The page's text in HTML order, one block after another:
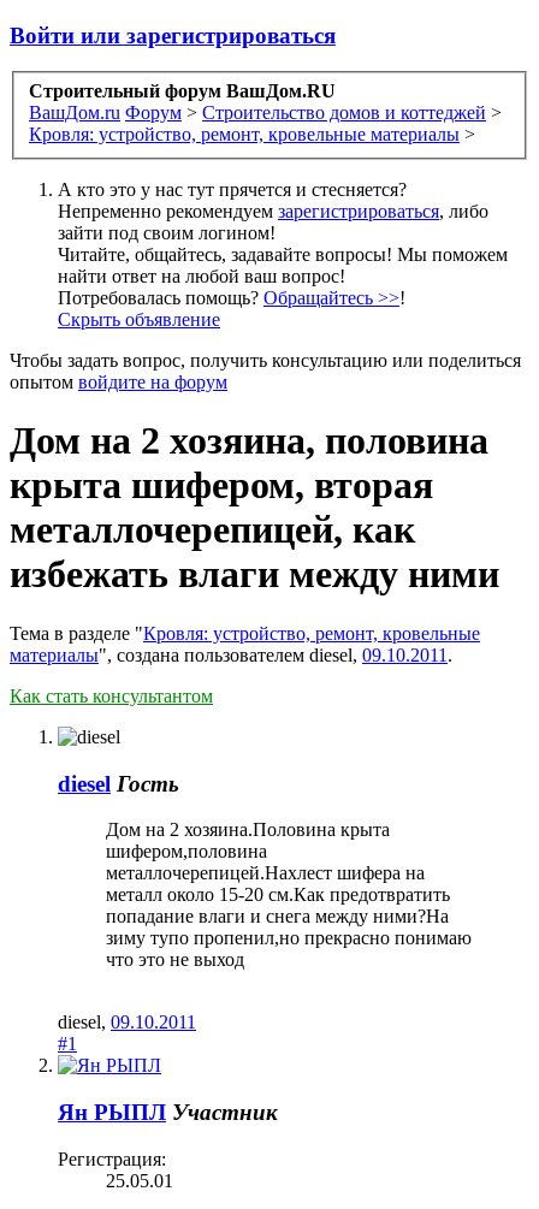
Войти или зарегистрироваться
Строительный форум ВашДом.RU
ВашДом.ru Форум > Строительство домов и коттеджей >
Кровля: устройство, ремонт, кровельные материалы >
А кто это у нас тут прячется и стесняется?
Непременно рекомендуем зарегистрироваться, либо
зайти под своим логином!
Читайте, общайтесь, задавайте вопросы! Мы поможем
найти ответ на любой ваш вопрос!
Потребовалась помощь? Обращайтесь >>!
Скрыть объявление
Чтобы задать вопрос, получить консультацию или поделиться
опытом войдите на форум
Дом на 2 хозяина, половина
крыта шифером, вторая
металлочерепицей, как
избежать влаги между ними
Тема в разделе "Кровля: устройство, ремонт, кровельные
материалы", создана пользователем diesel, 09.10.2011 .
Как стать консультантом
diesel Гость
Дом на 2 хозяина.Половина крыта
шифером,половина
металлочерепицей.Нахлест шифера на
металл около 15-20 см.Как предотвратить
попадание влаги и снега между ними?На
зиму тупо пропенил,но прекрасно понимаю
что это не выход
diesel, 09.10.2011
#1
Ян РЫПЛ Участник
Регистрация:
25.05.01